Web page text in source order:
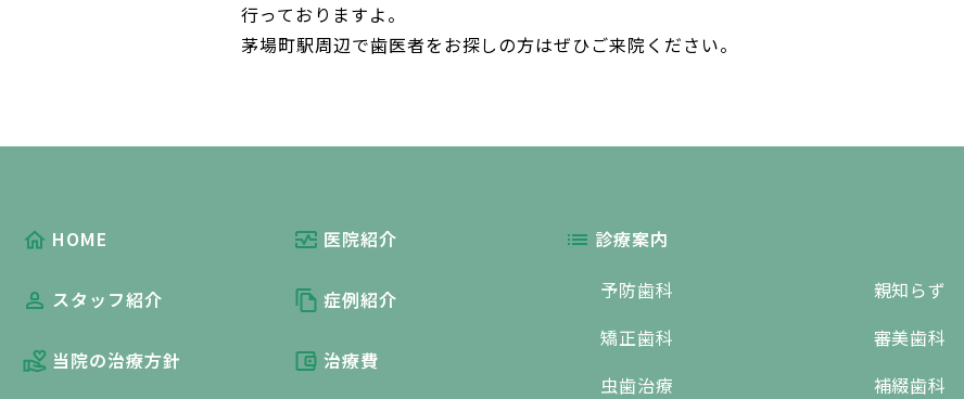
行っておりますよ。
茅場町駅周辺で歯医者をお探しの方はぜひご来院ください。
HOME
スタッフ紹介
当院の治療方針
医院紹介
症例紹介
治療費
診療案内
予防歯科
矯正歯科
虫歯治療
親知らず
審美歯科
補綴歯科